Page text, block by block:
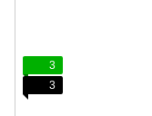
3
3